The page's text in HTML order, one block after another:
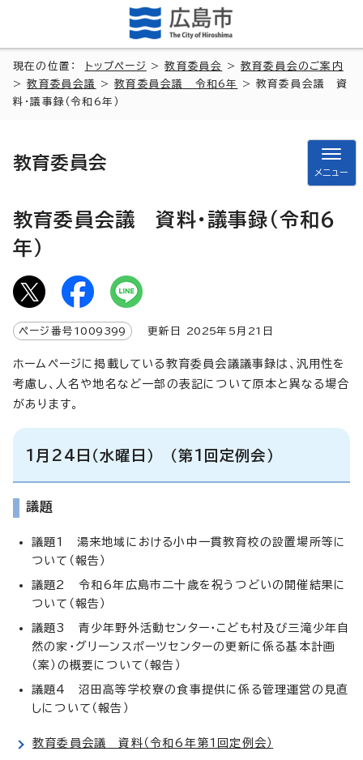
現在の位置： トップページ >教育委員会 >教育委員会のご案内
>教育委員会議 >教育委員会議 令和6年
> 教育委員会議 資
料・議事録（令和6年）
教育委員会
メニュー
教育委員会議 資料・議事録（令和6
年）
ページ番号 1009399 更新日 2025年5月 21 日
ホームページに掲載している教育委員会議議事録は、汎用性を
考慮し、人名や地名など一部の表記について原本と異なる場合
があります。
1月24日（水曜日） （第1回定例会）
議題
議題1 湯来地域における小中一貫教育校の設置場所等に
ついて（報告）
議題2 令和6年広島市二十歳を祝うつどいの開催結果に
ついて（報告）
議題3 青少年野外活動センター・こども村及び三滝少年自
然の家・グリーンスポーツセンターの更新に係る基本計画
（案）の概要について（報告）
議題4 沼田高等学校寮の食事提供に係る管理運営の見直
しについて（報告）
教育委員会議 資料（令和6年第1回定例会）